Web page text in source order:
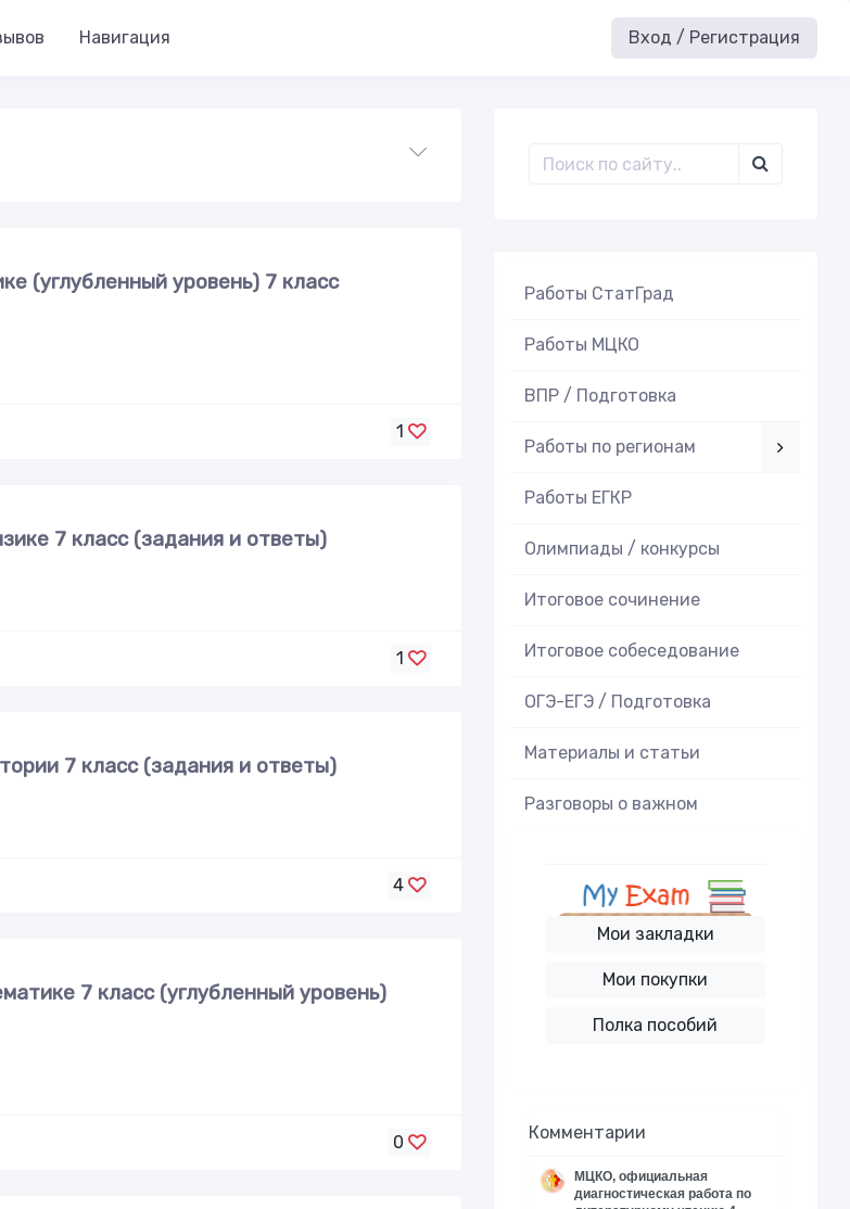
Навигация Вход / Регистрация
(углубленный уровень) 7 класс
1
7 класс (задания и ответы)
1
7 класс (задания и ответы)
4
7 класс (углубленный уровень)
0
Работы СтатГрад
Работы МЦКО
ВПР / Подготовка
Работы по регионам
Работы ЕГКР
Олимпиады / конкурсы
Итоговое cочинение
Итоговое cобеседование
ОГЭ-ЕГЭ / Подготовка
Материалы и статьи
Разговоры о важном
Мои закладки
Мои покупки
Полка пособий
Комментарии
МЦКО, официальная
диагностическая работа по